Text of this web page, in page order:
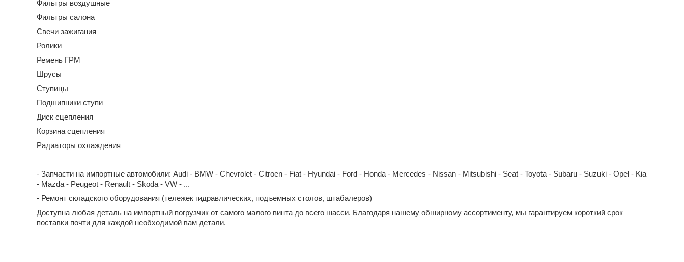
Фильтры воздушные
Фильтры салона
Свечи зажигания
Ролики
Ремень ГРМ
Шрусы
Ступицы
Подшипники ступи
Диск сцепления
Корзина сцепления
Радиаторы охлаждения
- Запчасти на импортные автомобили: Audi - BMW - Chevrolet - Citroen - Fiat - Hyundai - Ford - Honda - Mercedes - Nissan - Mitsubishi - Seat - Toyota - Subaru - Suzuki - Opel - Kia
- Mazda - Peugeot - Renault - Skoda - VW - ...
- Ремонт складского оборудования (тележек гидравлических, подъемных столов, штабалеров)
Доступна любая деталь на импортный погрузчик от самого малого винта до всего шасси. Благодаря нашему обширному ассортименту, мы гарантируем короткий срок
поставки почти для каждой необходимой вам детали.